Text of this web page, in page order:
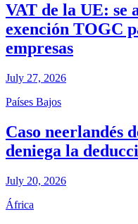
VAT de la UE: se
exención TOGC
empresas
July 27, 2026
Países Bajos
Caso neerlandés
deniega la
July 20, 2026
África